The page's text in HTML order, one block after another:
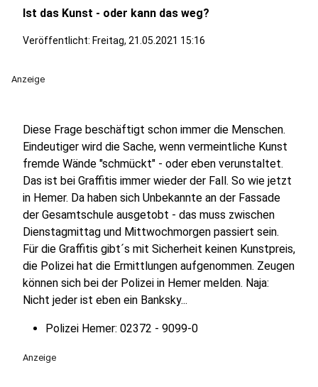
Ist das Kunst - oder kann das weg?
Veröffentlicht: Freitag, 21.05.2021 15:16
Anzeige
Diese Frage beschäftigt schon immer die Menschen.
Eindeutiger wird die Sache, wenn vermeintliche Kunst
fremde Wände "schmückt" - oder eben verunstaltet.
Das ist bei Graffitis immer wieder der Fall. So wie jetzt
in Hemer. Da haben sich Unbekannte an der Fassade
der Gesamtschule ausgetobt - das muss zwischen
Dienstagmittag und Mittwochmorgen passiert sein.
Für die Graffitis gibt´s mit Sicherheit keinen Kunstpreis,
die Polizei hat die Ermittlungen aufgenommen. Zeugen
können sich bei der Polizei in Hemer melden. Naja:
Nicht jeder ist eben ein Banksky...
Polizei Hemer: 02372 - 9099-0
Anzeige